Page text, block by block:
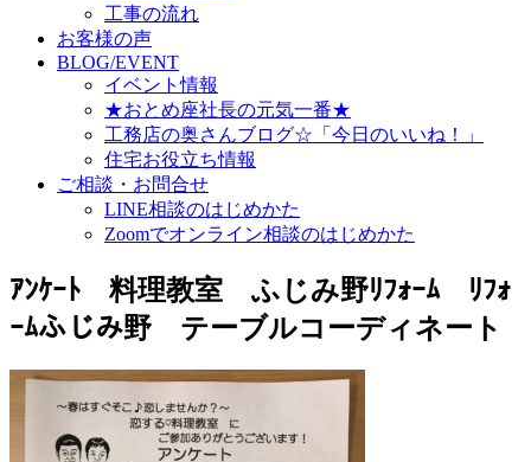
工事の流れ
お客様の声
BLOG/EVENT
イベント情報
★おとめ座社長の元気一番★
工務店の奥さんブログ☆「今日のいいね！」
住宅お役立ち情報
ご相談・お問合せ
LINE相談のはじめかた
Zoomでオンライン相談のはじめかた
ｱﾝｹｰﾄ 料理教室 ふじみ野ﾘﾌｫｰﾑ ﾘﾌｫ
ｰﾑふじみ野 テーブルコーディネート